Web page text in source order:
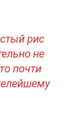
рис
не
почти